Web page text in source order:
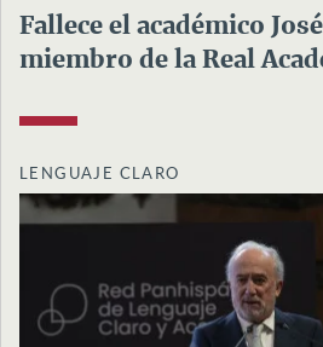
Fallece el académico
miembro de la Real
LENGUAJE CLARO